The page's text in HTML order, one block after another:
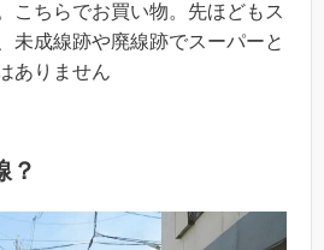
こちらでお買い物。先ほどもス
未成線跡や廃線跡でスーパーと
ありません
？